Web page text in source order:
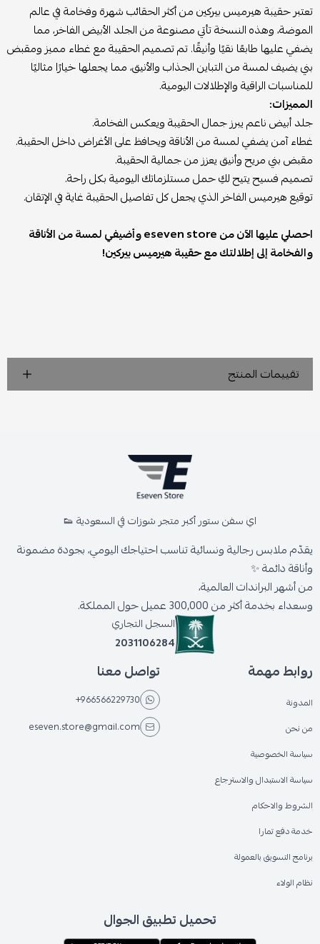
تعتبر حقيبة هيرميس بيركين من أكثر الحقائب شهرة وفخامة في عالم
الموضة، وهذه النسخة تأتي مصنوعة من الجلد الأبيض الفاخر، مما
يضفي عليها طابعًا نقيًا وأنيقًا. تم تصميم الحقيبة مع غطاء مميز ومقبض
بني يضيف لمسة من التباين الجذاب والأنيق، مما يجعلها خيارًا مثاليًا
للمناسبات الراقية والإطلالات اليومية.
المميزات:
جلد أبيض ناعم يبرز جمال الحقيبة ويعكس الفخامة.
غطاء آمن يضفي لمسة من الأناقة ويحافظ على الأغراض داخل الحقيبة.
مقبض بني مريح وأنيق يعزز من جمالية الحقيبة.
تصميم فسيح يتيح لكِ حمل مستلزماتك اليومية بكل راحة.
توقيع هيرميس الفاخر الذي يجعل كل تفاصيل الحقيبة غاية في الإتقان.
احصلي عليها الآن من eseven store وأضيفي لمسة من الأناقة
والفخامة إلى إطلالتك مع حقيبة هيرميس بيركين!
تقييمات المنتج
اي سفن ستور أكبر متجر شوزات في السعودية 👟
يقدّم ملابس رجالية ونسائية تناسب احتياجك اليومي، بجودة مضمونة
وأناقة دائمة ✨
من أشهر البراندات العالمية،
وسعداء بخدمة أكثر من 300,000 عميل حول المملكة.
السجل التجاري
2031106284
روابط مهمة
المدونة
من نحن
سياسة الخصوصية
سياسة الاستبدال والاسترجاع
الشروط والاحكام
خدمة دفع تمارا
برنامج التسويق بالعمولة
نظام الولاء
تواصل معنا
+966566229730
eseven.store@gmail.com
تحميل تطبيق الجوال